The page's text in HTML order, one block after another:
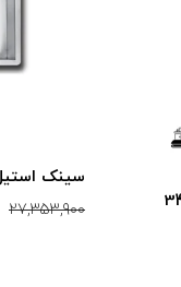
سینک استیل
27,353,900